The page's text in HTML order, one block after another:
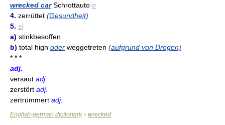
wrecked carSchrottauto n
4. zerrüttet (Gesundheit)
5. sl
a) stinkbesoffen
b) total high oder weggetreten (aufgrund von Drogen)
* * *
adj.
versaut adj.
zerstört adj.
zertrümmert adj.
English-german dictionary> wrecked